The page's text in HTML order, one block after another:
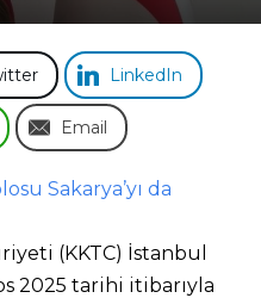
LinkedIn
Email
(KKTC) İstanbul
2025 tarihi itibarıyla